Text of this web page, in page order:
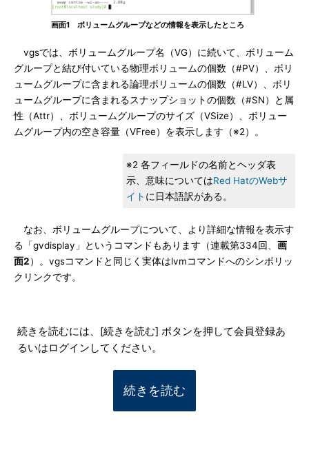
画面1 ボリュームグループなどの情報を表示したところ
vgsでは、ボリュームグループ名（VG）に続いて、ボリューム
グループと結び付いている物理ボリュームの個数（#PV）、ボリ
ュームグループに含まれる論理ボリュームの個数（#LV）、ボリ
ュームグループに含まれるスナップショットの個数（#SN）と属
性（Attr）、ボリュームグループのサイズ（VSize）、ボリュー
ムグループ内の空き容量（VFree）を表示します（※2）。
※2 各フィールドの名前とヘッダ表
示、意味についてはRed HatのWebサ
イト に日本語訳がある。
なお、ボリュームグループについて、より詳細な情報を表示す
る「gvdisplay」というコマンドもあります（連載第334回、 画
面2）。vgsコマンドと同じく実体はlvmコマンドへのシンボリッ
クリンクです。
続きを読むには、[続きを読む] ボタンを押して会員登録あ
るいはログインしてください。
続きを読む